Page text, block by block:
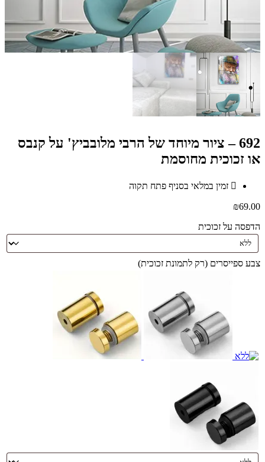
692 – ציור מיוחד של הרבי מלובביץ' על קנבס
או זכוכית מחוסמת
זמין במלאי בסניף פתח תקוה
₪69.00
הדפסה על זכוכית
צבע ספייסרים (רק לתמונת זכוכית)